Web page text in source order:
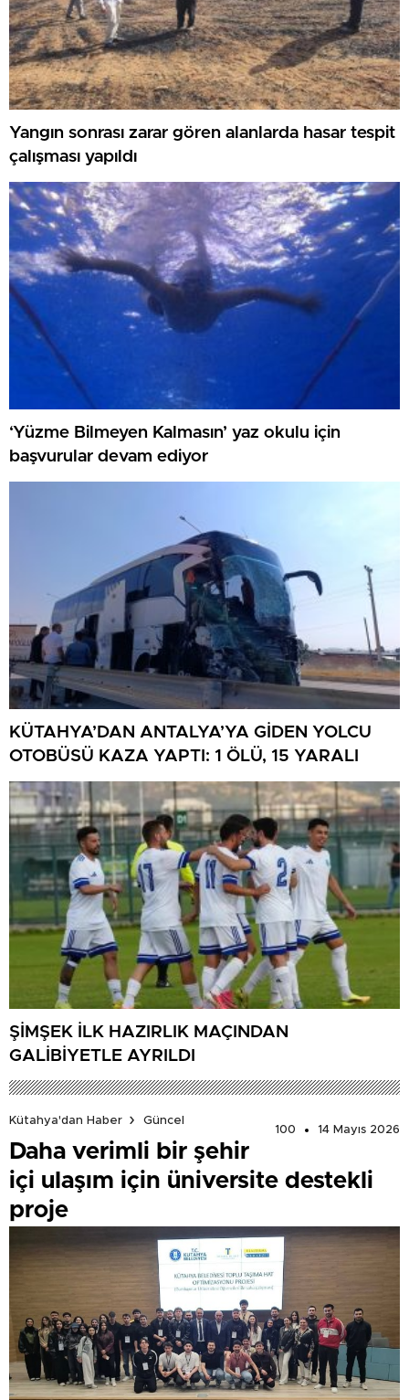
Yangın sonrası zarar gören alanlarda hasar tespit
çalışması yapıldı
‘Yüzme Bilmeyen Kalmasın’ yaz okulu için
başvurular devam ediyor
KÜTAHYA’DAN ANTALYA’YA GİDEN YOLCU
OTOBÜSÜ KAZA YAPTI: 1 ÖLÜ, 15 YARALI
ŞİMŞEK İLK HAZIRLIK MAÇINDAN
GALİBİYETLE AYRILDI
Kütahya'dan Haber
Güncel
100
14 Mayıs 2026
Daha verimli bir şehir
içi ulaşım için üniversite destekli
proje